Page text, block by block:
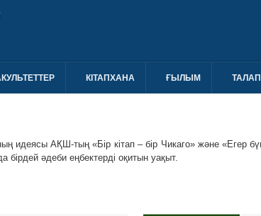
КIТАПХАНА ҒЫЛЫМ
идеясы АҚШ-тың «Бір кітап – бір Чикаго» және «Егер
бірдей әдеби еңбектерді оқитын уақыт.